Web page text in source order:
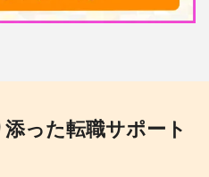
った転職サポート